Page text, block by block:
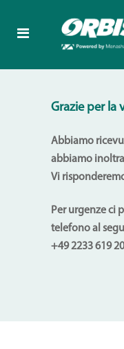
Grazie per la
Abbiamo
abbiamo
Vi
Per urgenze ci
telefono al
+49 2233 619